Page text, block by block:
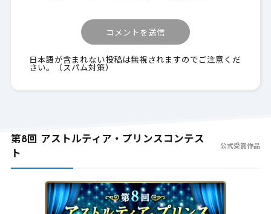
日本語が含まれない投稿は無視されますのでご注意くだ
さい。（スパム対策）
第8回 アストルティア・プリンスコンテス
ト
公式受賞作品